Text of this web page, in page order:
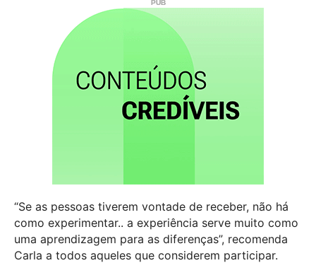
“Se as pessoas tiverem vontade de receber, não há
como experimentar.. a experiência serve muito como
uma aprendizagem para as diferenças”, recomenda
Carla a todos aqueles que considerem participar.